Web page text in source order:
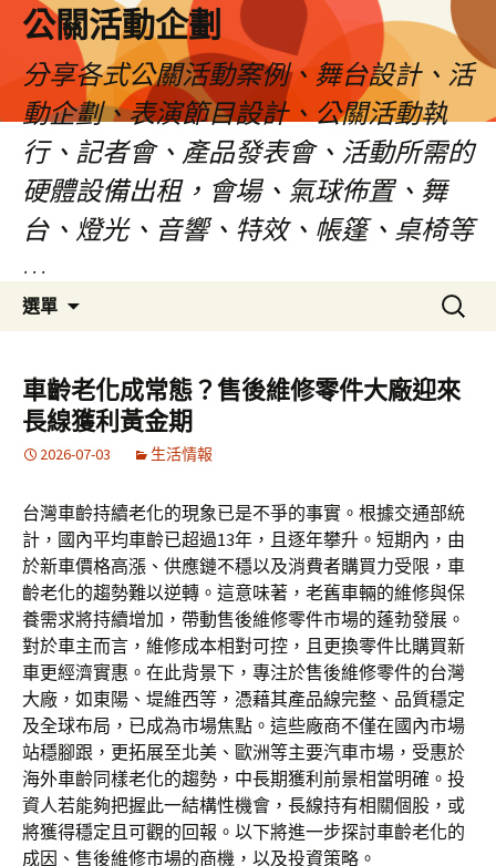
公關活動企劃
分享各式公關活動案例、舞台設計、活
動企劃、表演節目設計、公關活動執
行、記者會、產品發表會、活動所需的
硬體設備出租，會場、氣球佈置、舞
台、燈光、音響、特效、帳篷、桌椅等
…
選單
要
內
容
搜
尋
鍵
字:
車齡老化成常態？售後維修零件大廠迎來
長線獲利黃金期
2026-07-03 生活情報
台灣車齡持續老化的現象已是不爭的事實。根據交通部統
計，國內平均車齡已超過13年，且逐年攀升。短期內，由
於新車價格高漲、供應鏈不穩以及消費者購買力受限，車
齡老化的趨勢難以逆轉。這意味著，老舊車輛的維修與保
養需求將持續增加，帶動售後維修零件市場的蓬勃發展。
對於車主而言，維修成本相對可控，且更換零件比購買新
車更經濟實惠。在此背景下，專注於售後維修零件的台灣
大廠，如東陽、堤維西等，憑藉其產品線完整、品質穩定
及全球布局，已成為市場焦點。這些廠商不僅在國內市場
站穩腳跟，更拓展至北美、歐洲等主要汽車市場，受惠於
海外車齡同樣老化的趨勢，中長期獲利前景相當明確。投
資人若能夠把握此一結構性機會，長線持有相關個股，或
將獲得穩定且可觀的回報。以下將進一步探討車齡老化的
成因、售後維修市場的商機，以及投資策略。